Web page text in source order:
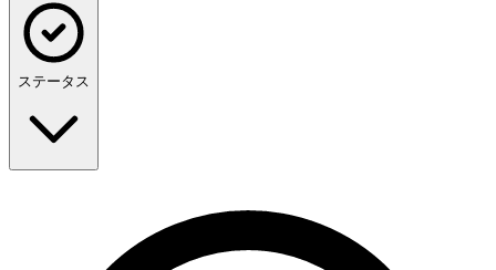
ステータス